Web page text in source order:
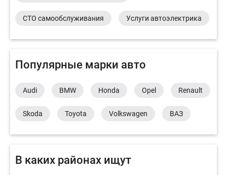
СТО самообслуживания Услуги автоэлектрика
Популярные марки авто
Audi BMW Honda Opel Renault
Skoda Toyota Volkswagen ВАЗ
В каких районах ищут